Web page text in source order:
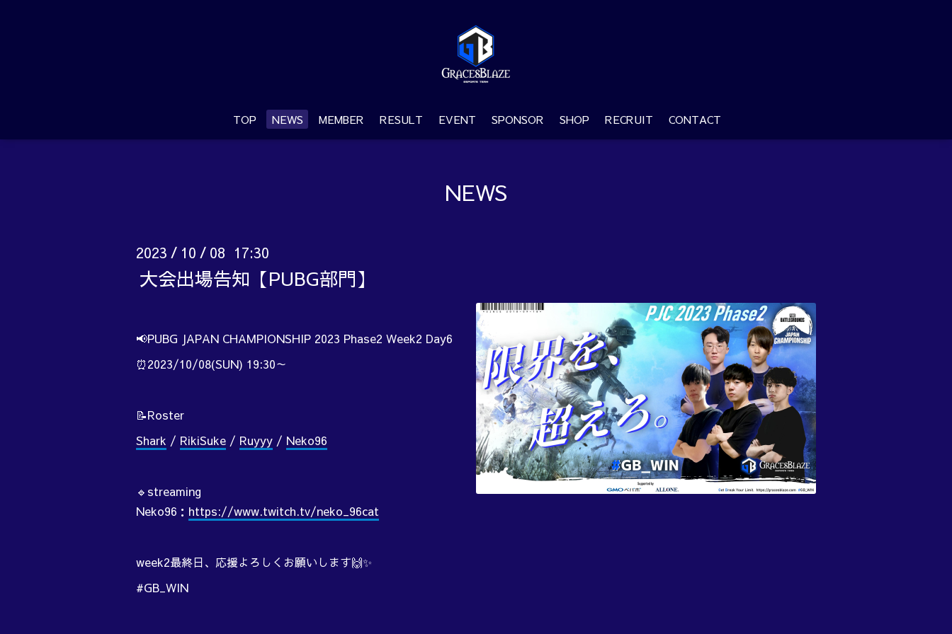
TOP NEWS MEMBER RESULT EVENT SPONSOR SHOP RECRUIT CONTACT
NEWS
2023 / 10 / 08 17:30
大会出場告知【PUBG部門】
📢PUBG JAPAN CHAMPIONSHIP 2023 Phase2 Week2 Day6
⏰2023/10/08(SUN) 19:30～
📝Roster
Shark / RikiSuke / Ruyyy / Neko96
🔹streaming
Neko96： https://www.twitch.tv/neko_96cat
week2最終日、応援よろしくお願いします🙌✨
#GB_WIN